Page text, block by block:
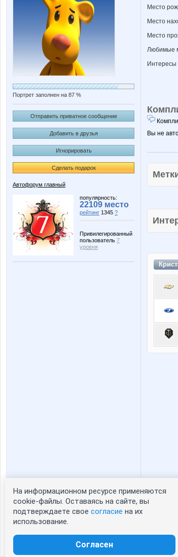
Портрет заполнен на 87 %
Отправить приватное сообщение
Добавить в друзья
Игнорировать
Сделать подарок
Автофорум главный
популярность:
22109 место
рейтинг 1345 ?
Привилегированный
пользователь 7
уровня
Статистика портрета:
сейчас просматривают портрет - 0
зарегистрированные пользователи
Место
Место
Место
Любимые
Интересы
Вы не
На информационном ресурсе применяются
cookie-файлы. Оставаясь на сайте, вы
подтверждаете свое согласие на их
использование.
Согласен